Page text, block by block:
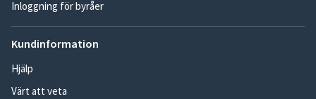
Inloggning för byråer
Kundinformation
Hjälp
Värt att veta